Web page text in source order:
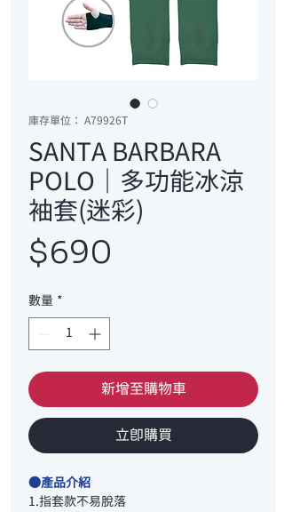
庫存單位： A79926T
SANTA BARBARA
POLO｜多功能冰涼
袖套(迷彩)
$690
數量 *
新增至購物車
立即購買
●產品介紹
1.指套款不易脫落